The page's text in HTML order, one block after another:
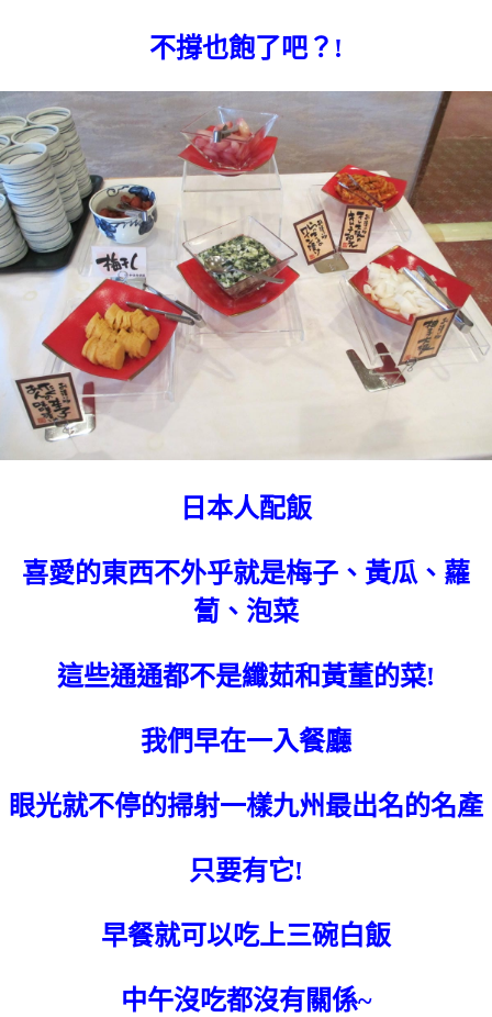
不撐也飽了吧？!
日本人配飯
喜愛的東西不外乎就是梅子、黃瓜、蘿
蔔、泡菜
這些通通都不是纖茹和黃董的菜!
我們早在一入餐廳
眼光就不停的掃射一樣九州最出名的名產
只要有它!
早餐就可以吃上三碗白飯
中午沒吃都沒有關係~